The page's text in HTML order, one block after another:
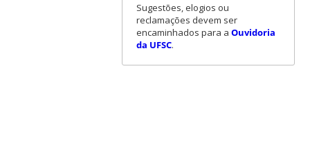
Sugestões, elogios ou
reclamações devem ser
encaminhados para a Ouvidoria
da UFSC.